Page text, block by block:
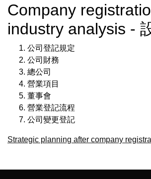
Company
industry analysis -
公司登記規定
公司財務
總公司
營業項目
董事會
營業登記流程
公司變更登記
Strategic planning after company